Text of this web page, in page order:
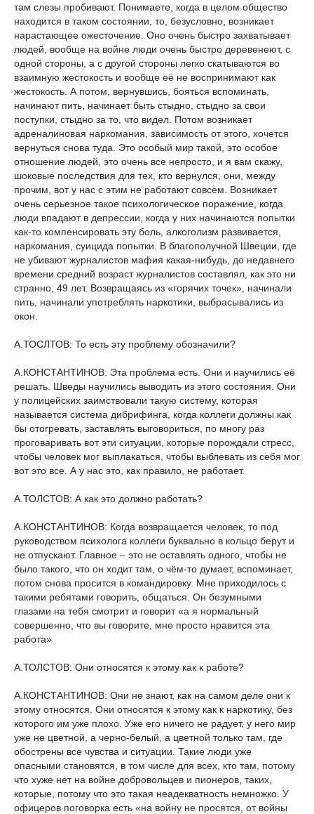
там слезы пробивают. Понимаете, когда в целом общество
находится в таком состоянии, то, безусловно, возникает
нарастающее ожесточение. Оно очень быстро захватывает
людей, вообще на войне люди очень быстро деревенеют, с
одной стороны, а с другой стороны легко скатываются во
взаимную жестокость и вообще её не воспринимают как
жестокость. А потом, вернувшись, бояться вспоминать,
начинают пить, начинает быть стыдно, стыдно за свои
поступки, стыдно за то, что видел. Потом возникает
адреналиновая наркомания, зависимость от этого, хочется
вернуться снова туда. Это особый мир такой, это особое
отношение людей, это очень все непросто, и я вам скажу,
шоковые последствия для тех, кто вернулся, они, между
прочим, вот у нас с этим не работают совсем. Возникает
очень серьезное такое психологическое поражение, когда
люди впадают в депрессии, когда у них начинаются попытки
как-то компенсировать эту боль, алкоголизм развивается,
наркомания, суицида попытки. В благополучной Швеции, где
не убивают журналистов мафия какая-нибудь, до недавнего
времени средний возраст журналистов составлял, как это ни
странно, 49 лет. Возвращаясь из «горячих точек», начинали
пить, начинали употреблять наркотики, выбрасывались из
окон.
А.ТОСЛТОВ: То есть эту проблему обозначили?
А.КОНСТАНТИНОВ: Эта проблема есть. Они и научились её
решать. Шведы научились выводить из этого состояния. Они
у полицейских заимствовали такую систему, которая
называется система дибрифинга, когда коллеги должны как
бы отогревать, заставлять выговориться, по многу раз
проговаривать вот эти ситуации, которые порождали стресс,
чтобы человек мог выплакаться, чтобы выблевать из себя мог
вот это все. А у нас это, как правило, не работает.
А.ТОЛСТОВ: А как это должно работать?
А.КОНСТАНТИНОВ: Когда возвращается человек, то под
руководством психолога коллеги буквально в кольцо берут и
не отпускают. Главное – это не оставлять одного, чтобы не
было такого, что он ходит там, о чём-то думает, вспоминает,
потом снова просится в командировку. Мне приходилось с
такими ребятами говорить, общаться. Он безумными
глазами на тебя смотрит и говорит «а я нормальный
совершенно, что вы говорите, мне просто нравится эта
работа»
А.ТОЛСТОВ: Они относятся к этому как к работе?
А.КОНСТАНТИНОВ: Они не знают, как на самом деле они к
этому относятся. Они относятся к этому как к наркотику, без
которого им уже плохо. Уже его ничего не радует, у него мир
уже не цветной, а черно-белый, а цветной только там, где
обострены все чувства и ситуации. Такие люди уже
опасными становятся, в том числе для всех, кто там, потому
что хуже нет на войне добровольцев и пионеров, таких,
которые, потому что это такая неадекватность немножко. У
офицеров поговорка есть «на войну не просятся, от войны